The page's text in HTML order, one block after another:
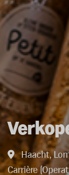
Haacht,
Carrière